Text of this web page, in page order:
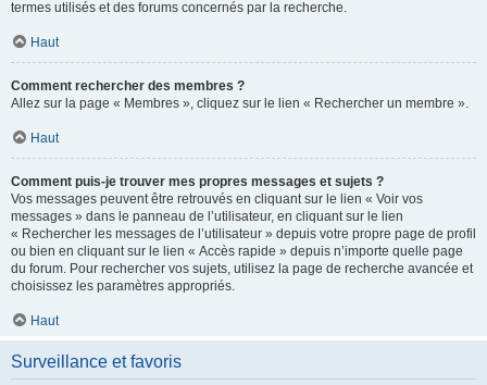
termes utilisés et des forums concernés par la recherche.
Haut
Comment rechercher des membres ?
Allez sur la page « Membres », cliquez sur le lien « Rechercher un membre ».
Haut
Comment puis-je trouver mes propres messages et sujets ?
Vos messages peuvent être retrouvés en cliquant sur le lien « Voir vos
messages » dans le panneau de l’utilisateur, en cliquant sur le lien
« Rechercher les messages de l’utilisateur » depuis votre propre page de profil
ou bien en cliquant sur le lien « Accès rapide » depuis n’importe quelle page
du forum. Pour rechercher vos sujets, utilisez la page de recherche avancée et
choisissez les paramètres appropriés.
Haut
Surveillance et favoris